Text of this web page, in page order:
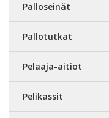
Palloseinät
Pallotutkat
Pelaaja-aitiot
Pelikassit